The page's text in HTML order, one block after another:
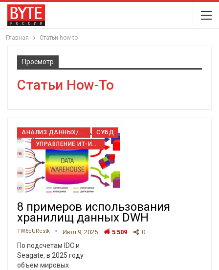
Главная Статьи how-to
Просмотр
Статьи How-To
АНАЛИЗ ДАННЫХ/BIG DATA
СУБД
УПРАВЛЕНИЕ ИТ-ИНФРАСТРУКТУРОЙ
8 примеров использования
хранилищ данных DWH
TW6bURcstk Июл 9, 2025 5 509 0
По подсчетам IDC и
Seagate, в 2025 году
объем мировых